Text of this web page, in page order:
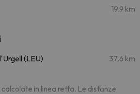
19.9 km
(LEU) 37.6 km
in linea retta. Le distanze